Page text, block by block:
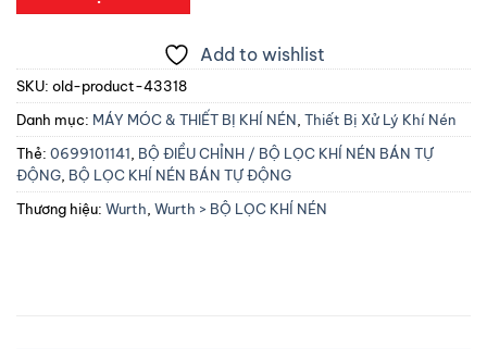
Add to wishlist
SKU: old-product-43318
Danh mục: MÁY MÓC & THIẾT BỊ KHÍ NÉN, Thiết Bị Xử Lý Khí Nén
Thẻ: 0699101141, BỘ ĐIỀU CHỈNH / BỘ LỌC KHÍ NÉN BÁN TỰ
ĐỘNG, BỘ LỌC KHÍ NÉN BÁN TỰ ĐỘNG
Thương hiệu: Wurth, Wurth > BỘ LỌC KHÍ NÉN